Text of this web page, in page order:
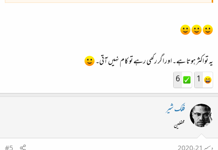
یہ تو اکثر ہوتا ہے۔ اور اگر رکھی رہے تو کام نہیں آتی۔
1
6
فلک شیر
محفلین